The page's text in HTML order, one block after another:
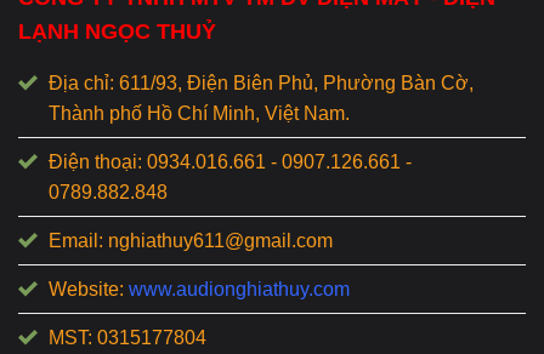
LẠNH NGỌC THUỶ
Địa chỉ: 611/93, Điện Biên Phủ, Phường Bàn Cờ,
Thành phố Hồ Chí Minh, Việt Nam.
Điện thoại: 0934.016.661 - 0907.126.661 -
0789.882.848
Email: nghiathuy611@gmail.com
Website: www.audionghiathuy.com
MST: 0315177804